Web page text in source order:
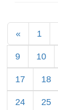
« 1
9 10
17 18
24 25